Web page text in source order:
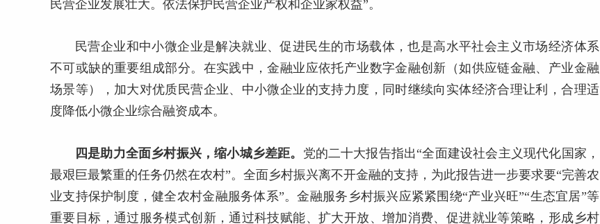
民营企业发展壮大。依法保护民营企业产权和企业家权益”。
民营企业和中小微企业是解决就业、促进民生的市场载体，也是高水平社会主义市场经济体系
不可或缺的重要组成部分。在实践中，金融业应依托产业数字金融创新（如供应链金融、产业金融
场景等），加大对优质民营企业、中小微企业的支持力度，同时继续向实体经济合理让利，合理适
度降低小微企业综合融资成本。
四是助力全面乡村振兴，缩小城乡差距。 党的二十大报告指出“全面建设社会主义现代化国家，
最艰巨最繁重的任务仍然在农村”。全面乡村振兴离不开金融的支持，为此报告进一步要求要“完善农
业支持保护制度，健全农村金融服务体系”。金融服务乡村振兴应紧紧围绕“产业兴旺”“生态宜居”等
重要目标，通过服务模式创新，通过科技赋能、扩大开放、增加消费、促进就业等策略，形成乡村